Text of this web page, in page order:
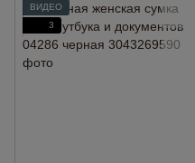
ВИДЕО
3